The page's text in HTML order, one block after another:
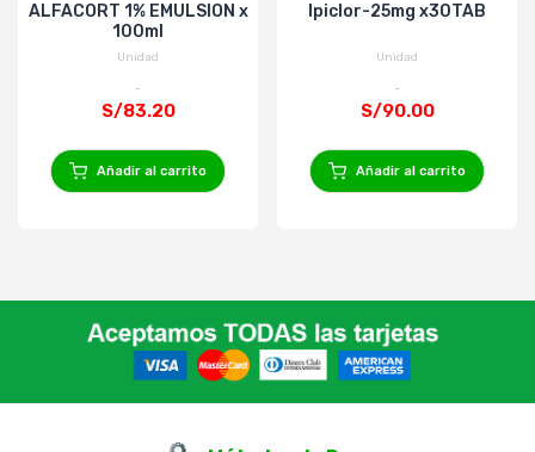
ALFACORT 1% EMULSION x
100ml
Unidad
S/83.20
Añadir al carrito
Ipiclor-25mg x30TAB
Unidad
S/90.00
Añadir al carrito